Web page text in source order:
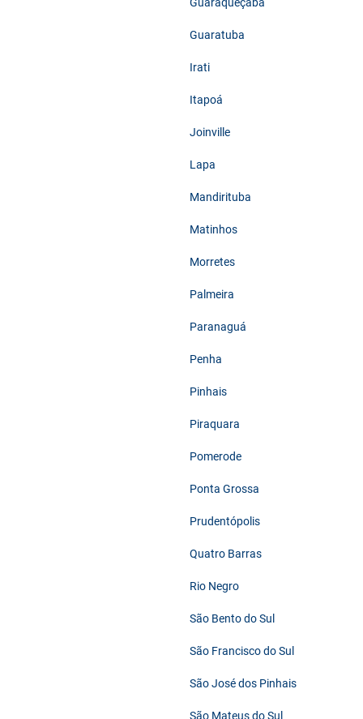
Guaraqueçaba
Guaratuba
Irati
Itapoá
Joinville
Lapa
Mandirituba
Matinhos
Morretes
Palmeira
Paranaguá
Penha
Pinhais
Piraquara
Pomerode
Ponta Grossa
Prudentópolis
Quatro Barras
Rio Negro
São Bento do Sul
São Francisco do Sul
São José dos Pinhais
São Mateus do Sul